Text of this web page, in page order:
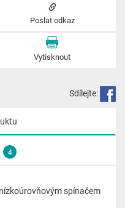
Poslat odkaz
Vytisknout
Sdílejte:
4
spínačem